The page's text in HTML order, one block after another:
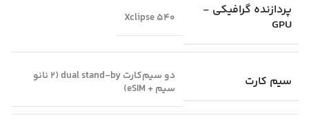
پردازنده گرافیکی -
GPU
Xclipse 540
سیم کارت
دو سیم‌کارت dual stand-by (2 نانو
سیم + eSIM)